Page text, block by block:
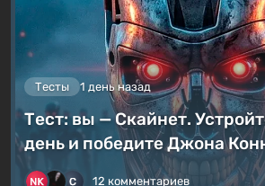
Тесты 1 день назад
Тест: вы — Скайнет.
день и победите Джона
12 комментариев